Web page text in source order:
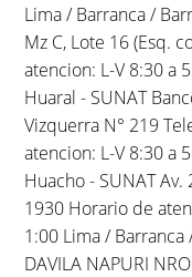
Lima / Barranca /
Mz C, Lote 16 (Esq.
atencion: L-V 8:30 a
Huaral - SUNAT
Vizquerra N° 219
atencion: L-V 8:30 a
Huacho - SUNAT
1930 Horario de
1:00 Lima / Barranca
DAVILA NAPURI